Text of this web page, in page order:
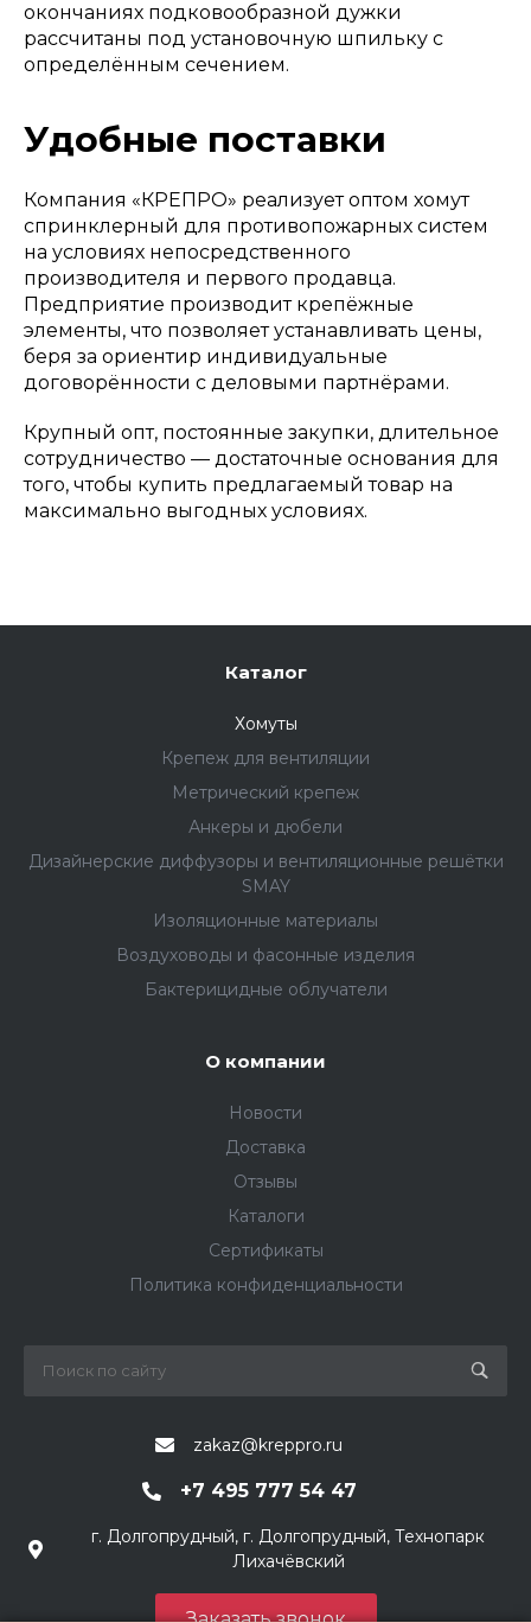
окончаниях подковообразной дужки
рассчитаны под установочную шпильку с
определённым сечением.
Удобные поставки
Компания «КРЕПРО» реализует оптом хомут
спринклерный для противопожарных систем
на условиях непосредственного
производителя и первого продавца.
Предприятие производит крепёжные
элементы, что позволяет устанавливать цены,
беря за ориентир индивидуальные
договорённости с деловыми партнёрами.
Крупный опт, постоянные закупки, длительное
сотрудничество — достаточные основания для
того, чтобы купить предлагаемый товар на
максимально выгодных условиях.
Каталог
Хомуты
Крепеж для вентиляции
Метрический крепеж
Анкеры и дюбели
Дизайнерские диффузоры и вентиляционные решётки
SMAY
Изоляционные материалы
Воздуховоды и фасонные изделия
Бактерицидные облучатели
О компании
Новости
Доставка
Отзывы
Каталоги
Сертификаты
Политика конфиденциальности
zakaz@kreppro.ru
+7 495 777 54 47
г. Долгопрудный, г. Долгопрудный, Технопарк
Лихачёвский